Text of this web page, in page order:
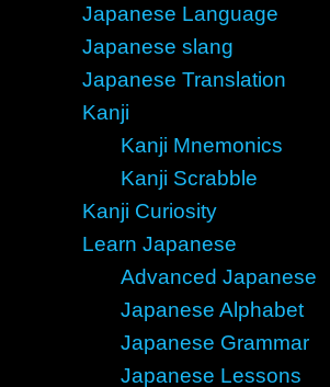
Japanese Language
Japanese slang
Japanese Translation
Kanji
Kanji Mnemonics
Kanji Scrabble
Kanji Curiosity
Learn Japanese
Advanced Japanese
Japanese Alphabet
Japanese Grammar
Japanese Lessons